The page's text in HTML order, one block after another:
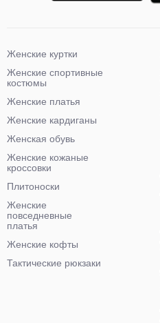
Женские куртки
Женские спортивные
костюмы
Женские платья
Женские кардиганы
Женская обувь
Женские кожаные
кроссовки
Плитоноски
Женские
повседневные
платья
Женские кофты
Тактические рюкзаки